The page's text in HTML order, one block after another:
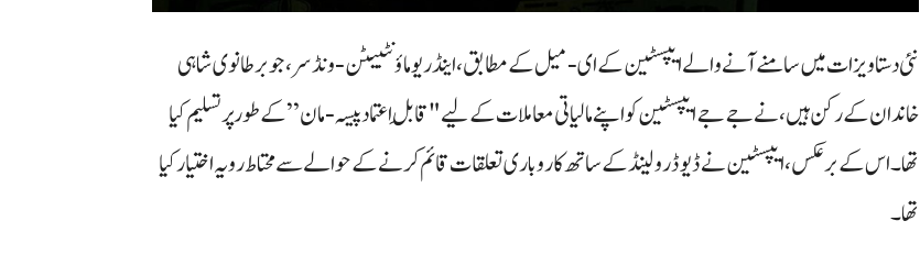
نئی دستاویزات میں سامنے آنے والے ایپسٹین کے ای‑میل کے مطابق، اینڈریو ماؤنٹبیٹن‑ونڈسر، جو برطانوی شاہی
خاندان کے رکن ہیں، نے جے جے ایپسٹین کو اپنے مالیاتی معاملات کے لیے "قابلِ اعتماد پیسہ‑مان” کے طور پر تسلیم کیا
تھا۔ اس کے برعکس، ایپسٹین نے ڈیوڈ رولینڈ کے ساتھ کاروباری تعلقات قائم کرنے کے حوالے سے محتاط رویہ اختیار کیا
تھا۔